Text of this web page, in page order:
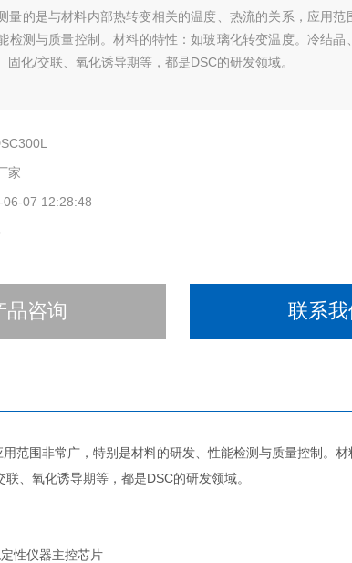
量的是与材料内部热转变相关的温度、热流的关系，应用范
检测与质量控制。材料的特性：如玻璃化转变温度。冷结晶
固化/交联、氧化诱导期等，都是DSC的研发领域。
家
06-07 12:28:48
品咨询 联系我
范围非常广，特别是材料的研发、性能检测与质量控制。
、氧化诱导期等，都是DSC的研发领域。
性仪器主控芯片